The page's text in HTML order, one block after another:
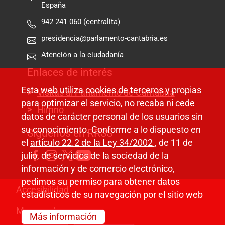
España
942 241 060 (centralita)
presidencia@parlamento-cantabria.es
Atención a la ciudadanía
Enlaces de interés
Visitas al Parlamento de Cantabria
Himno
Síguenos en RRSS
Pie de página
Accesibilidad
Mapa web
Esta web utiliza cookies de terceros y propias
para optimizar el servicio, no recaba ni cede
datos de carácter personal de los usuarios sin
su conocimiento. Conforme a lo dispuesto en
el artículo 22.2 de la Ley 34/2002 , de 11 de
julio, de servicios de la sociedad de la
información y de comercio electrónico,
pedimos su permiso para obtener datos
estadísticos de su navegación por el sitio web
Más información